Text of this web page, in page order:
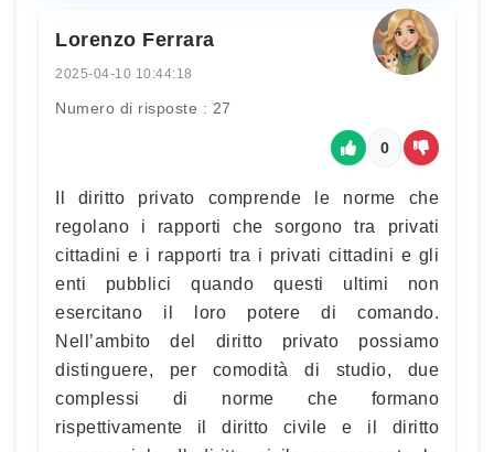
Lorenzo Ferrara
2025-04-10 10:44:18
Numero di risposte : 27
0
Il diritto privato comprende le norme che
regolano i rapporti che sorgono tra privati
cittadini e i rapporti tra i privati cittadini e gli
enti pubblici quando questi ultimi non
esercitano il loro potere di comando.
Nell’ambito del diritto privato possiamo
distinguere, per comodità di studio, due
complessi di norme che formano
rispettivamente il diritto civile e il diritto